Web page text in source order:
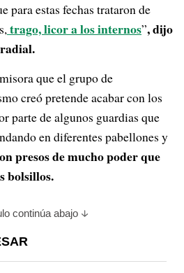
para estas fechas trataron de
trago, licor a los internos”, dijo
que el grupo de
creó pretende acabar con los
parte de algunos guardias que
en diferentes pabellones y
presos de mucho poder que
bolsillos.
continúa abajo